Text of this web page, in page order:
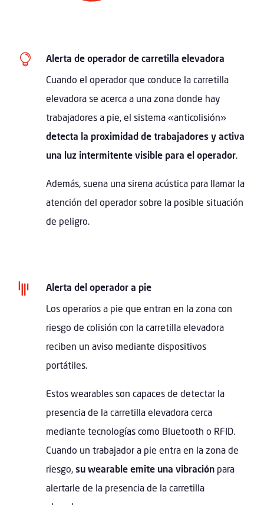

Alerta de operador de carretilla elevadora
Cuando el operador que conduce la carretilla
elevadora se acerca a una zona donde hay
trabajadores a pie, el sistema «anticolisión»
detecta la proximidad de trabajadores y activa
una luz intermitente visible para el operador
Además, suena una sirena acústica para llamar la
atención del operador sobre la posible situación
de peligro.

Alerta del operador a pie
Los operarios a pie que entran en la zona con
riesgo de colisión con la carretilla elevadora
reciben un aviso mediante dispositivos
portátiles.
Estos wearables son capaces de detectar la
presencia de la carretilla elevadora cerca
mediante tecnologías como Bluetooth o RFID.
Cuando un trabajador a pie entra en la zona de
riesgo,su wearable emite una vibración para
alertarle de la presencia de la carretilla